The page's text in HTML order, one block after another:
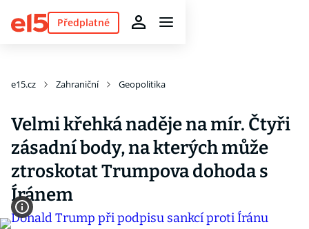
Předplatné
e15.cz Zahraniční Geopolitika
Velmi křehká naděje na mír. Čtyři
zásadní body, na kterých může
ztroskotat Trumpova dohoda s
Íránem